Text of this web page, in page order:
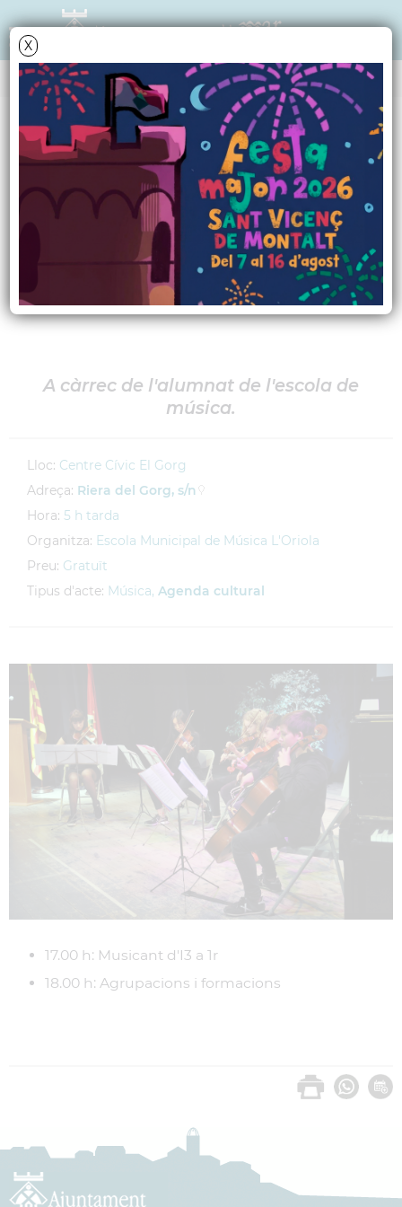
X
AGENDA
Dissabte14 juny 2025
Concert de final de
curs de L'EMM
L'Oriola
A càrrec de l'alumnat de l'escola de
música.
Lloc: Centre Cívic El Gorg
Adreça: Riera del Gorg, s/n
Hora: 5 h tarda
Organitza: Escola Municipal de Música L'Oriola
Preu: Gratuït
Tipus d'acte: Música, Agenda cultural
17.00 h: Musicant d'I3 a 1r
18.00 h: Agrupacions i formacions